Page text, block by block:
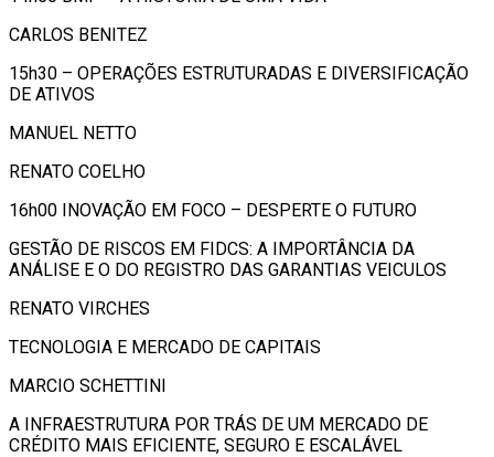
CARLOS BENITEZ
15h30 – OPERAÇÕES ESTRUTURADAS E DIVERSIFICAÇÃO
DE ATIVOS
MANUEL NETTO
RENATO COELHO
16h00 INOVAÇÃO EM FOCO – DESPERTE O FUTURO
GESTÃO DE RISCOS EM FIDCS: A IMPORTÂNCIA DA
ANÁLISE E O DO REGISTRO DAS GARANTIAS VEICULOS
RENATO VIRCHES
TECNOLOGIA E MERCADO DE CAPITAIS
MARCIO SCHETTINI
A INFRAESTRUTURA POR TRÁS DE UM MERCADO DE
CRÉDITO MAIS EFICIENTE, SEGURO E ESCALÁVEL